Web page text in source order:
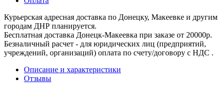
Курьерская адресная доставка по Донецку, Макеевке и другим
городам ДНР планируется.
Бесплатная доставка Донецк-Макеевка при заказе от 20000р.
Безналичный расчет - для юридических лиц (предприятий,
учреждений, организаций) оплата по счету/договору с НДС .
Описание и характеристики
Отзывы